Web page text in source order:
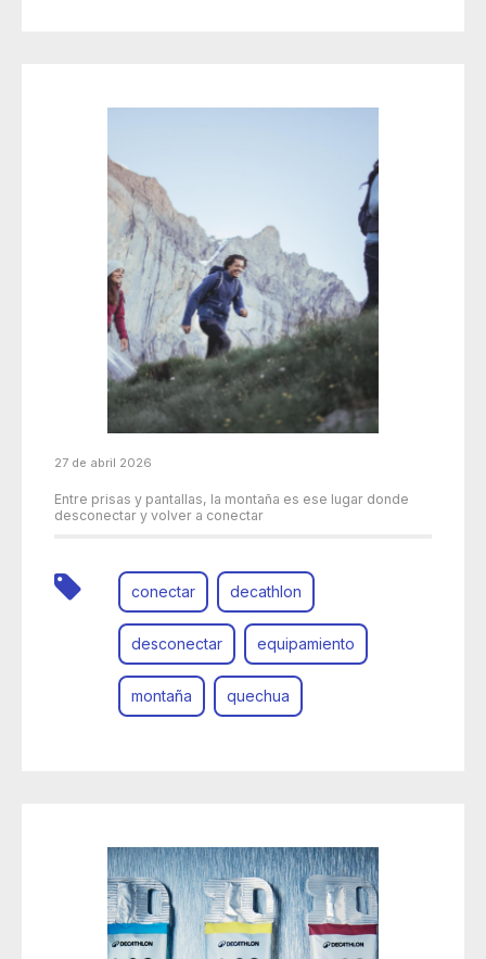
27 de abril 2026
Entre prisas y pantallas, la montaña es ese lugar donde
desconectar y volver a conectar
conectar decathlon
desconectar equipamiento
montaña quechua